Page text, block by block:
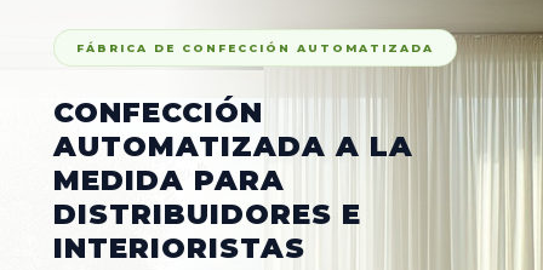
Empieza a escribir para ver resultados
FÁBRICA DE CONFECCIÓN AUTOMATIZADA
CONFECCIÓN
AUTOMATIZADA A LA
MEDIDA PARA
DISTRIBUIDORES E
INTERIORISTAS